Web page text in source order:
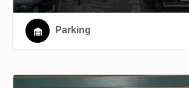
Parking